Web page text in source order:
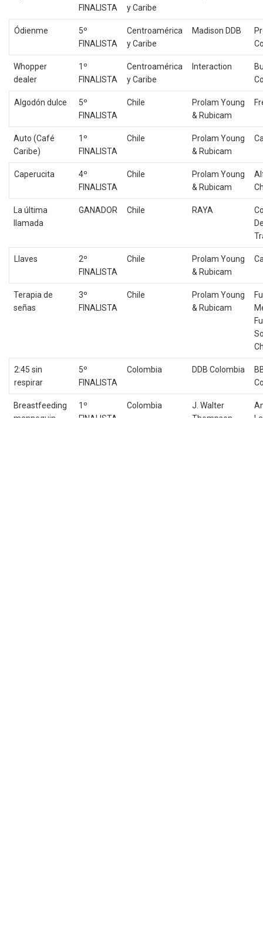
FINALISTA
y Caribe
Ódienme
5º
FINALISTA
Centroamérica
y Caribe
Madison DDB
Whopper
dealer
1º
FINALISTA
Centroamérica
y Caribe
Interaction
Algodón dulce
5º
FINALISTA
Chile
Prolam Young
& Rubicam
Auto (Café
Caribe)
1º
FINALISTA
Chile
Prolam Young
& Rubicam
Caperucita
4º
FINALISTA
Chile
Prolam Young
& Rubicam
La última
llamada
GANADOR Chile RAYA
Llaves
2º
FINALISTA
Chile
Prolam Young
& Rubicam
Terapia de
señas
3º
FINALISTA
Chile
Prolam Young
& Rubicam
2:45 sin
respirar
5º
FINALISTA
Colombia DDB Colombia
Breastfeeding
mannequin
1º
FINALISTA
Colombia
J. Walter
Thompson